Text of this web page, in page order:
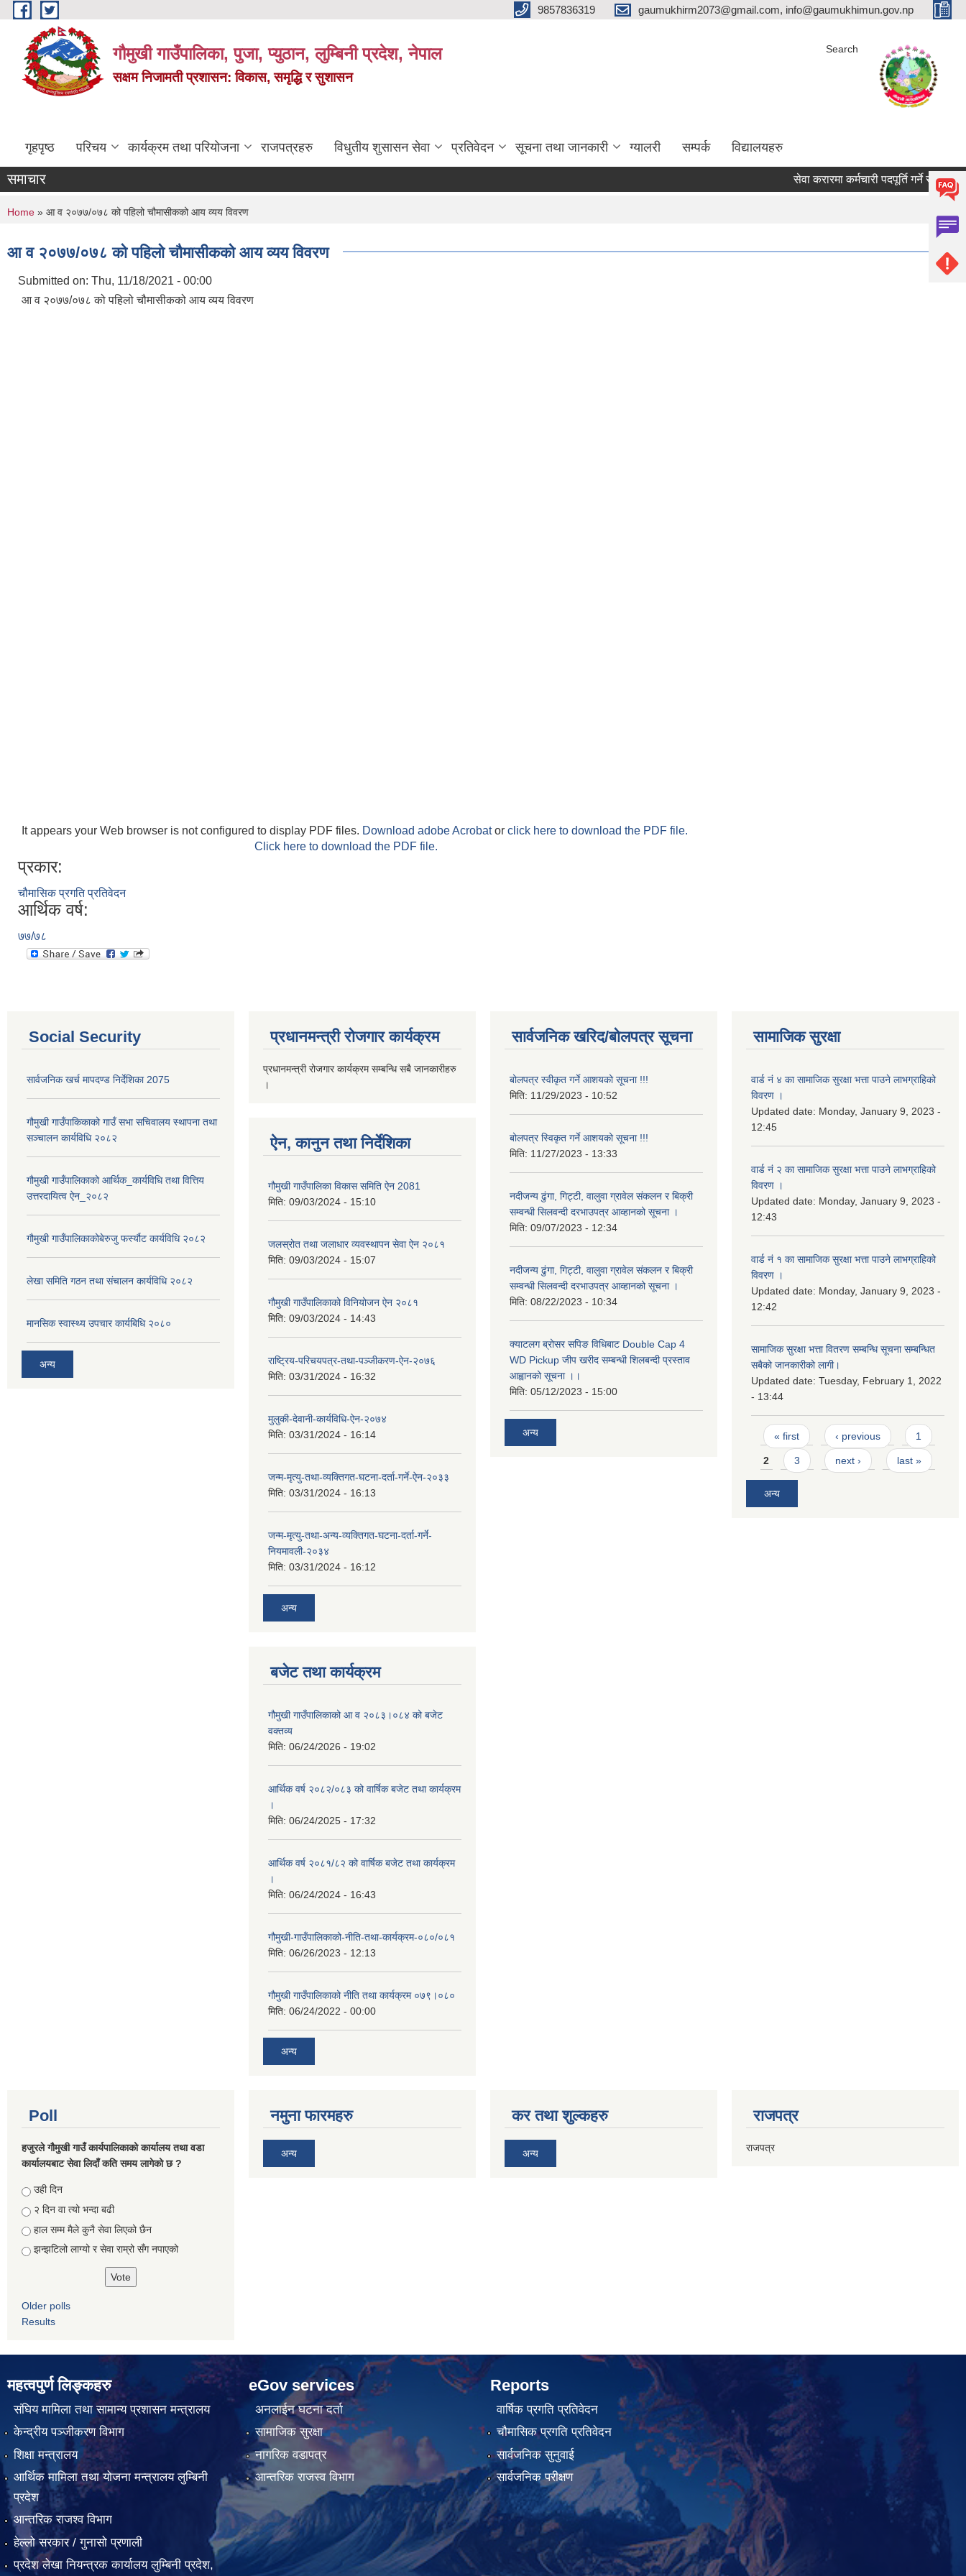
Skip to main content 9857836319 gaumukhirm2073@gmail.com, info@gaumukhimun.gov.np
गौमुखी गाउँपालिका, पुजा, प्युठान, लुम्बिनी प्रदेश, नेपाल
सक्षम निजामती प्रशासन: विकास, समृद्धि र सुशासन
Search
गृहपृष्ठ परिचय कार्यक्रम तथा परियोजना राजपत्रहरु विधुतीय शुसासन सेवा प्रतिवेदन सूचना तथा जानकारी ग्यालरी सम्पर्क विद्यालयहरु
समाचार सेवा करारमा कर्मचारी पदपूर्ति गर्ने सम्बन्धी सूचना !!!
You are here
Home » आ व २०७७/०७८ को पहिलो चौमासीकको आय व्यय विवरण
आ व २०७७/०७८ को पहिलो चौमासीकको आय व्यय विवरण
Submitted on: Thu, 11/18/2021 - 00:00
आ व २०७७/०७८ को पहिलो चौमासीकको आय व्यय विवरण
It appears your Web browser is not configured to display PDF files. Download adobe Acrobator click here to download the PDF file.
Click here to download the PDF file.
प्रकार:
चौमासिक प्रगति प्रतिवेदन
आर्थिक वर्ष:
७७/७८
Social Security
सार्वजनिक खर्च मापदण्ड निर्देशिका 2075
गौमुखी गाउँपाकिकाको गाउँ सभा सचिवालय स्थापना तथा
सञ्चालन कार्यविधि २०८२
गौमुखी गाउँपालिकाको आर्थिक_कार्यविधि तथा वित्तिय
उत्तरदायित्व ऐन_२०८२
गौमुखी गाउँपालिकाकोबेरुजु फर्स्यौट कार्यविधि २०८२
लेखा समिति गठन तथा संचालन कार्यविधि २०८२
मानसिक स्वास्थ्य उपचार कार्यबिधि २०८०
अन्य
प्रधानमन्त्री रोजगार कार्यक्रम
प्रधानमन्त्री रोजगार कार्यक्रम सम्बन्धि सबै जानकारीहरु
।
ऐन, कानुन तथा निर्देशिका
गौमुखी गाउँपालिका विकास समिति ऐन 2081
मिति: 09/03/2024 - 15:10
जलस्रोत तथा जलाधार व्यवस्थापन सेवा ऐन २०८१
मिति: 09/03/2024 - 15:07
गौमुखी गाउँपालिकाको विनियोजन ऐन २०८१
मिति: 09/03/2024 - 14:43
राष्ट्रिय-परिचयपत्र-तथा-पञ्जीकरण-ऐन-२०७६
मिति: 03/31/2024 - 16:32
मुलुकी-देवानी-कार्यविधि-ऐन-२०७४
मिति: 03/31/2024 - 16:14
जन्म-मृत्यु-तथा-व्यक्तिगत-घटना-दर्ता-गर्ने-ऐन-२०३३
मिति: 03/31/2024 - 16:13
जन्म-मृत्यु-तथा-अन्य-व्यक्तिगत-घटना-दर्ता-गर्ने-
नियमावली-२०३४
मिति: 03/31/2024 - 16:12
अन्य
बजेट तथा कार्यक्रम
गौमुखी गाउँपालिकाको आ व २०८३।०८४ को बजेट
वक्तव्य
मिति: 06/24/2026 - 19:02
आर्थिक वर्ष २०८२/०८३ को वार्षिक बजेट तथा कार्यक्रम
।
मिति: 06/24/2025 - 17:32
आर्थिक वर्ष २०८१/८२ को वार्षिक बजेट तथा कार्यक्रम
।
मिति: 06/24/2024 - 16:43
गौमुखी-गाउँपालिकाको-नीति-तथा-कार्यक्रम-०८०/०८१
मिति: 06/26/2023 - 12:13
गौमुखी गाउँपालिकाको नीति तथा कार्यक्रम ०७९।०८०
मिति: 06/24/2022 - 00:00
अन्य
सार्वजनिक खरिद/बोलपत्र सूचना
बोलपत्र स्वीकृत गर्ने आशयको सूचना !!!
मिति: 11/29/2023 - 10:52
बोलपत्र स्विकृत गर्ने आशयको सूचना !!!
मिति: 11/27/2023 - 13:33
नदीजन्य ढुंगा, गिट्टी, वालुवा ग्रावेल संकलन र बिक्री
सम्वन्धी सिलवन्दी दरभाउपत्र आव्हानको सूचना ।
मिति: 09/07/2023 - 12:34
नदीजन्य ढुंगा, गिट्टी, वालुवा ग्रावेल संकलन र बिक्री
सम्वन्धी सिलवन्दी दरभाउपत्र आव्हानको सूचना ।
मिति: 08/22/2023 - 10:34
क्याटलग ब्रोसर सपिङ विधिबाट Double Cap 4
WD Pickup जीप खरीद सम्बन्धी शिलबन्दी प्रस्ताव
आह्वानको सूचना ।।
मिति: 05/12/2023 - 15:00
अन्य
सामाजिक सुरक्षा
वार्ड नं ४ का सामाजिक सुरक्षा भत्ता पाउने लाभग्राहिको
विवरण ।
Updated date: Monday, January 9, 2023 -
12:45
वार्ड नं २ का सामाजिक सुरक्षा भत्ता पाउने लाभग्राहिको
विवरण ।
Updated date: Monday, January 9, 2023 -
12:43
वार्ड नं १ का सामाजिक सुरक्षा भत्ता पाउने लाभग्राहिको
विवरण ।
Updated date: Monday, January 9, 2023 -
12:42
सामाजिक सुरक्षा भत्ता वितरण सम्बन्धि सूचना सम्बन्धित
सबैको जानकारीको लागी।
Updated date: Tuesday, February 1, 2022
- 13:44
Pages
« first ‹ previous 1
2 3 next › last »
अन्य
Poll
हजुरले गौमुखी गाउँ कार्यपालिकाको कार्यालय तथा वडा
कार्यालयबाट सेवा लिदाँ कति समय लागेको छ ?
Choices
उही दिन
२ दिन वा त्यो भन्दा बढी
हाल सम्म मैले कुनै सेवा लिएको छैन
झन्झटिलो लाग्यो र सेवा राम्रो सँग नपाएको
Older polls
Results
नमुना फारमहरु
अन्य
कर तथा शुल्कहरु
अन्य
राजपत्र
राजपत्र
महत्वपुर्ण लिङ्कहरु
संघिय मामिला तथा सामान्य प्रशासन मन्त्रालय
केन्द्रीय पञ्जीकरण विभाग
शिक्षा मन्त्रालय
आर्थिक मामिला तथा योजना मन्त्रालय लुम्बिनी
प्रदेश
आन्तरिक राजश्व विभाग
हेल्लो सरकार / गुनासो प्रणाली
प्रदेश लेखा नियन्त्रक कार्यालय लुम्बिनी प्रदेश,
eGov services
अनलाईन घटना दर्ता
सामाजिक सुरक्षा
नागरिक वडापत्र
आन्तरिक राजस्व विभाग
Reports
वार्षिक प्रगति प्रतिवेदन
चौमासिक प्रगति प्रतिवेदन
सार्वजनिक सुनुवाई
सार्वजनिक परीक्षण